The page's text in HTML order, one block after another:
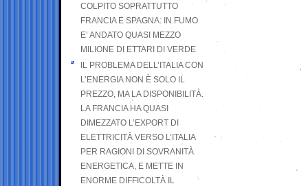
COLPITO SOPRATTUTTO
FRANCIA E SPAGNA: IN FUMO
E’ ANDATO QUASI MEZZO
MILIONE DI ETTARI DI VERDE
IL PROBLEMA DELL’ITALIA CON
L’ENERGIA NON È SOLO IL
PREZZO, MA LA DISPONIBILITÀ.
LA FRANCIA HA QUASI
DIMEZZATO L’EXPORT DI
ELETTRICITÀ VERSO L’ITALIA
PER RAGIONI DI SOVRANITÀ
ENERGETICA, E METTE IN
ENORME DIFFICOLTÀ IL